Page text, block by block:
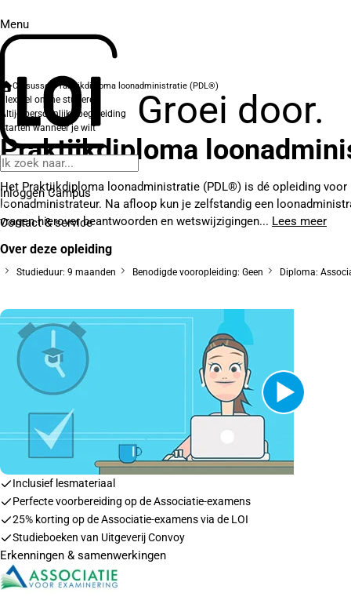
Menu
Groei door.
Inloggen Campus
Contact& service
Cursussen Praktijkdiploma loonadministratie (PDL®)
Flexibel online studeren
Altijd persoonlijke begeleiding
Starten wanneer je wilt
Praktijkdiploma
Het Praktijkdiploma loonadministratie (PDL®) is dé opleiding
loonadministrateur. Na afloop kun je zelfstandig een
vragen hierover beantwoorden en wetswijzigingen... Lees meer
Over deze opleiding
Studieduur: 9 maanden Benodigde vooropleiding: Geen Diploma:
Inclusief lesmateriaal
Perfecte voorbereiding op de Associatie-examens
25% korting op de Associatie-examens via de LOI
Studieboeken van Uitgeverij Convoy
Erkenningen & samenwerkingen